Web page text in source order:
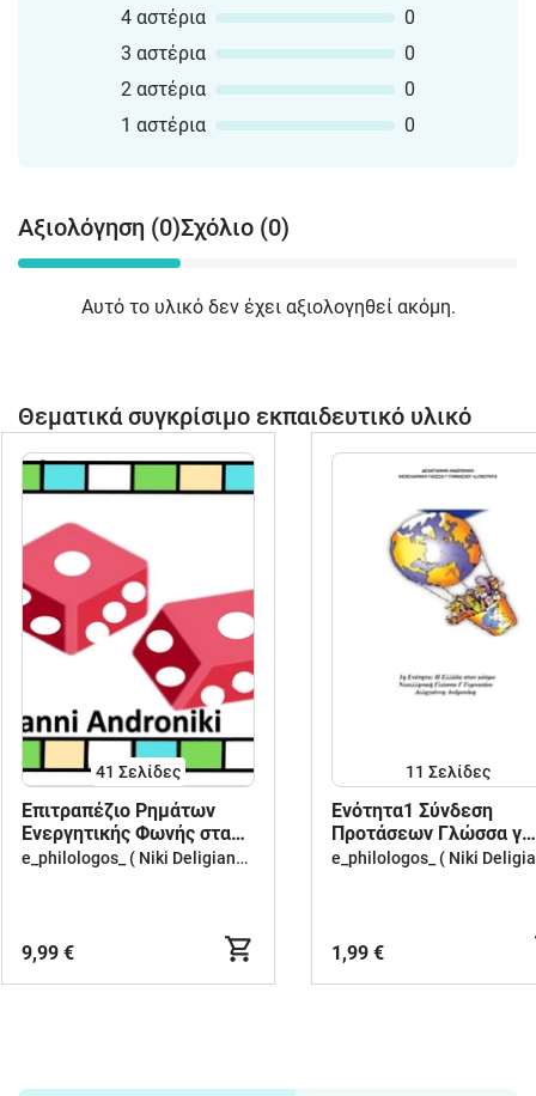
4 αστέρια
0
3 αστέρια
0
2 αστέρια
0
1 αστέρια
0
Αξιολόγηση (0)Σχόλιο (0)
Αυτό το υλικό δεν έχει αξιολογηθεί ακόμη.
Θεματικά συγκρίσιμο εκπαιδευτικό υλικό
41 Σελίδες
Επιτραπέζιο Ρημάτων
Ενεργητικής Φωνής στα
αρχαία ελληνικά
e_philologos_ ( Niki Deligianni )
9,99 €
11 Σελίδες
Ενότητα1 Σύνδεση
Προτάσεων Γλώσσα γ
γυμν
1,99 €